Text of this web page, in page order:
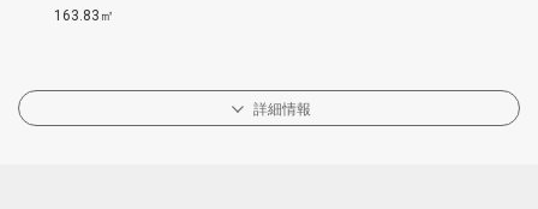
163.83㎡
詳細情報